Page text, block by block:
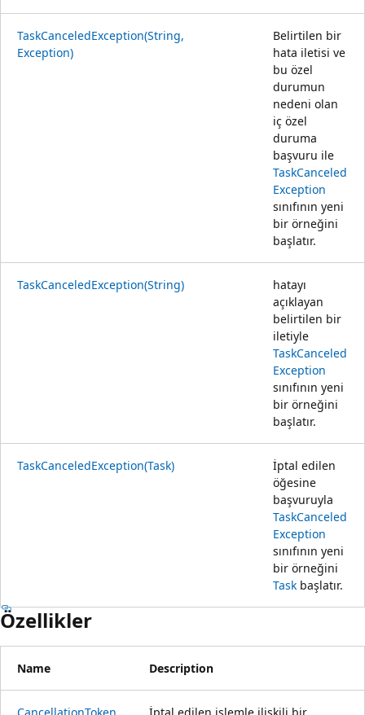
TaskCanceledException(String,
Exception)
Belirtilen bir
hata iletisi ve
bu özel
durumun
nedeni olan
iç özel
duruma
başvuru ile
TaskCanceled
Exception
sınıfının yeni
bir örneğini
başlatır.
TaskCanceledException(String)
hatayı
açıklayan
belirtilen bir
iletiyle
TaskCanceled
Exception
sınıfının yeni
bir örneğini
başlatır.
TaskCanceledException(Task)
İptal edilen
öğesine
başvuruyla
TaskCanceled
Exception
sınıfının yeni
bir örneğini
Task başlatır.
Özellikler
Name Description
CancellationToken İptal edilen işlemle ilişkili bir